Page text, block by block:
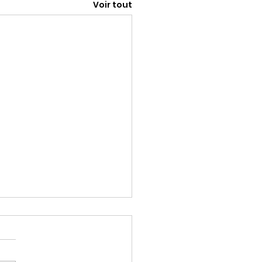
Voir tout
nous a quittés
apprenons que